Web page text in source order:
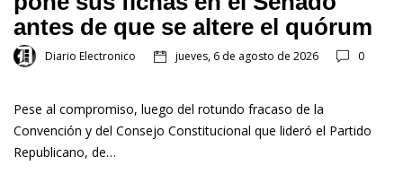
antes de que se altere el quórum
Diario Electronico jueves, 6 de agosto de 2026 0
Pese al compromiso, luego del rotundo fracaso de la
Convención y del Consejo Constitucional que lideró el Partido
Republicano, de…